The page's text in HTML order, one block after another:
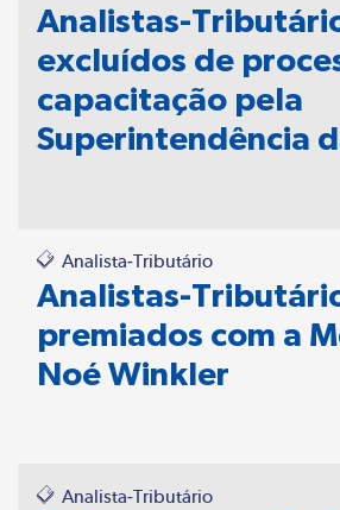
Analistas-
excluídos de
capacitação pela
Superintendência
Analista-Tributário
Analistas-
premiados com a
Noé Winkler
Analista-Tributário